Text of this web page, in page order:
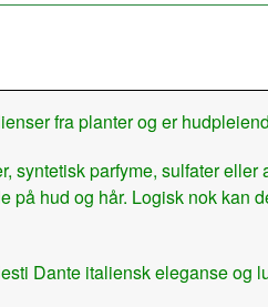
fra planter og er
parfyme, sulfater
på hud og hår. Logisk nok
Dante italiensk eleganse og